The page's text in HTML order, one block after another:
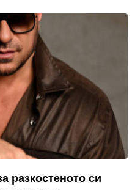
разкостеното си